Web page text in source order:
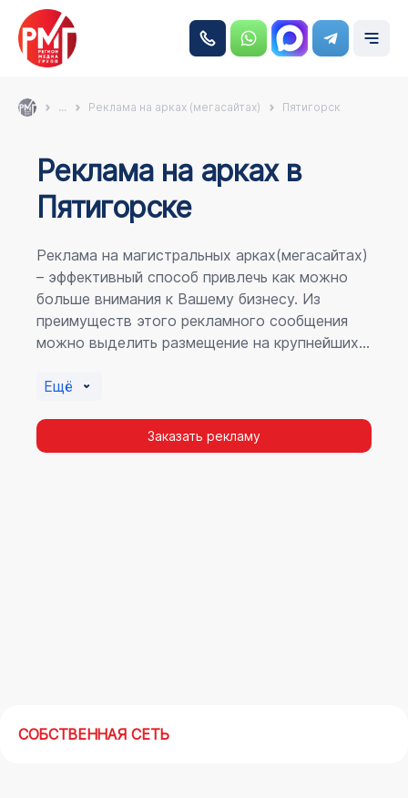
... Реклама на арках (мегасайтах) Пятигорск
Реклама на аркаx в
Пятигорске
Реклама на магистральных арках(мегасайтах)
– эффективный способ привлечь как можно
больше внимания к Вашему бизнесу. Из
преимуществ этого рекламного сообщения
можно выделить размещение на крупнейших
пешеходному потоку расположение в прямой
повторных контактов.
Ещё
Заказать рекламу
СОБСТВЕННАЯ СЕТЬ